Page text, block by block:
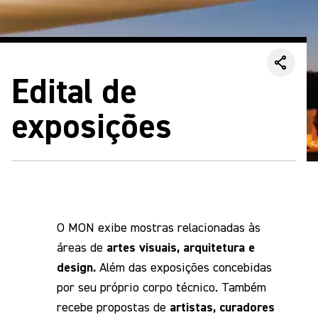
Edital de
exposições
O MON exibe mostras relacionadas às
áreas de artes visuais, arquitetura e
design. Além das exposições concebidas
por seu próprio corpo técnico. Também
recebe propostas de artistas, curadores